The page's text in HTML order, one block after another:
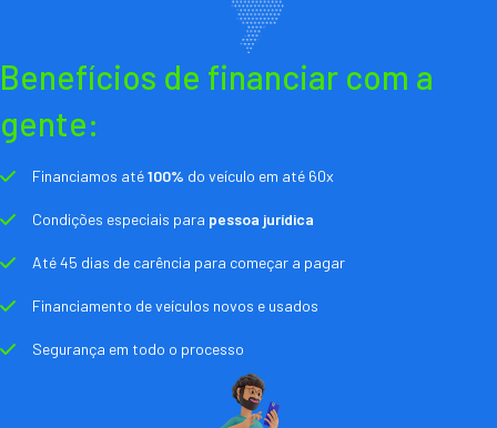
Benefícios de financiar com a
gente:
Financiamos até100% do veículo em até 60x
Condições especiais para pessoa jurídica
Até 45 dias de carência para começar a pagar
Financiamento de veículos novos e usados
Segurança em todo o processo